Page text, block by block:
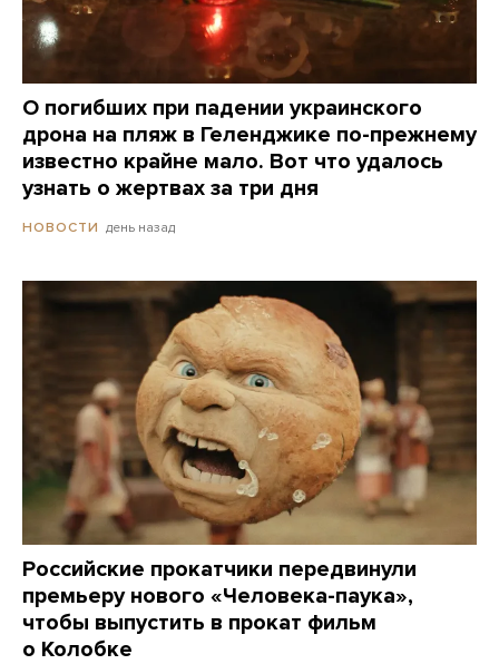
О погибших при падении украинского
дрона на пляж в Геленджике по-прежнему
известно крайне мало. Вот что удалось
узнать о жертвах за три дня
НОВОСТИ день назад
Российские прокатчики передвинули
премьеру нового «Человека-паука»,
чтобы выпустить в прокат фильм
о Колобке